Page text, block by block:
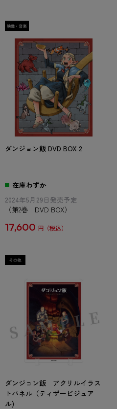
ダンジョン飯 DVD BOX 2
在庫わずか
2024年5月29日発売予定
（第2巻 DVD BOX）
17,600 円
ダンジョン飯 アクリルイラス
トパネル（ティザービジュア
ル)